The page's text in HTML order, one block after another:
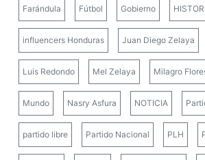
Farándula Fútbol Gobierno
influencers Honduras Juan Diego Zelaya
Luis Redondo Mel Zelaya Milagro
Mundo Nasry Asfura NOTICIA
partido libre Partido Nacional PLH